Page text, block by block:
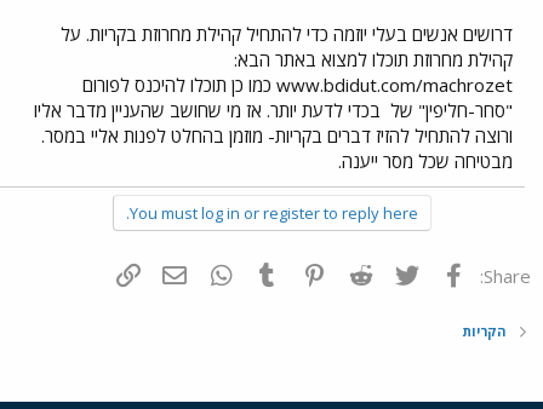
דרושים אנשים בעלי יוזמה כדי להתחיל קהילת מחרוזת בקריות. על
קהילת מחרוזת תוכלו למצוא באתר הבא:
www.bdidut.com/machrozet כמו כן תוכלו להיכנס לפורום
"סחר-חליפין" של בכדי לדעת יותר. אז מי שחושב שהעניין מדבר אליו
ורוצה להתחיל להזיז דברים בקריות- מוזמן בהחלט לפנות אליי במסר.
מבטיחה שכל מסר ייענה.
You must log in or register to reply here.
Share: פייסבוק Twitter
Reddit
Pinterest
Tumblr
WhatsAppדואר אלקטרוני
הקריות